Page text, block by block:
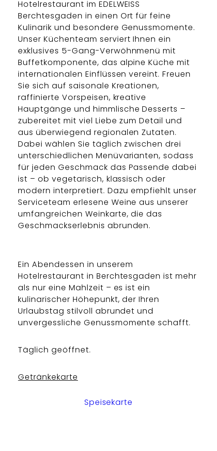
Hotelrestaurant im EDELWEISS
Berchtesgaden in einen Ort für feine
Kulinarik und besondere Genussmomente.
Unser Küchenteam serviert Ihnen ein
exklusives 5-Gang-Verwöhnmenü mit
Buffetkomponente, das alpine Küche mit
internationalen Einflüssen vereint. Freuen
Sie sich auf saisonale Kreationen,
raffinierte Vorspeisen, kreative
Hauptgänge und himmlische Desserts –
zubereitet mit viel Liebe zum Detail und
aus überwiegend regionalen Zutaten.
Dabei wählen Sie täglich zwischen drei
unterschiedlichen Menüvarianten, sodass
für jeden Geschmack das Passende dabei
ist – ob vegetarisch, klassisch oder
modern interpretiert. Dazu empfiehlt unser
Serviceteam erlesene Weine aus unserer
umfangreichen Weinkarte, die das
Geschmackserlebnis abrunden.
Ein Abendessen in unserem
Hotelrestaurant in Berchtesgaden ist mehr
als nur eine Mahlzeit – es ist ein
kulinarischer Höhepunkt, der Ihren
Urlaubstag stilvoll abrundet und
unvergessliche Genussmomente schafft.
Täglich geöffnet.
Getränkekarte
Speisekarte